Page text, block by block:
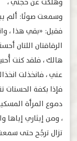
ﻭﺳﻤﻌﺖ ﺻﻮﺗًﺎ: ﺃﻟﻢ
ﻓﻘﻴﻞ: «بقي ﻫﺬﺍ ،
ﺍﻟﺮﻗﺎﻗﺘﺎﻥ ﺍﻟﻠﺘﺎﻥ
ﻫﺎﻟﻚ ، ﻓﻠﻘﺪ ﻛﻨﺖ
ﻋﻨﻲ ، ﻓﺎﻧﺨﺬﻟﺖ
ﻓﺈﺫﺍ ﺑﻜﻔﺔ
ﺩﻣﻮﻉ ﺍﻟﻤﺮﺃﺓ
، ﻭﻣﻦ ﺇﻳﺜﺎﺭﻱ ﺇﻳﺎﻫﺎ
ﺗﺰﺍﻝ ﺗﺮﺟُﺢ ﺣﺘﻰ